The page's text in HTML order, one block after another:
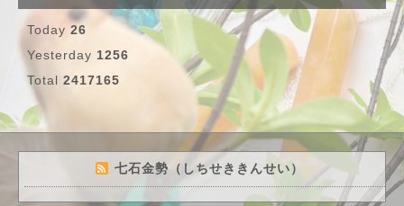
Today 26
Yesterday 1256
Total 2417165
七石金勢（しちせききんせい）